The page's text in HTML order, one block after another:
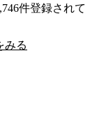
件登録されて
みる